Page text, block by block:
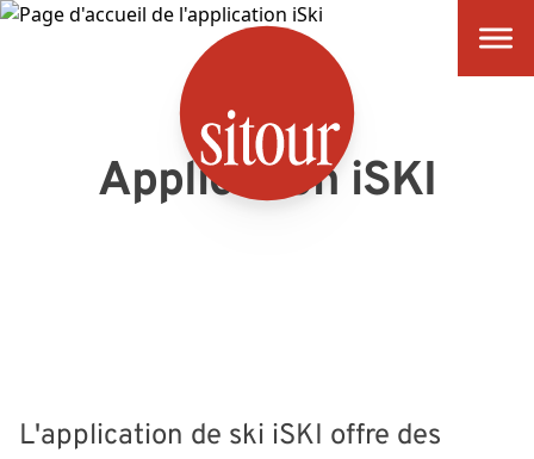
SITOUR
Application iSKI
L'application de ski iSKI offre des